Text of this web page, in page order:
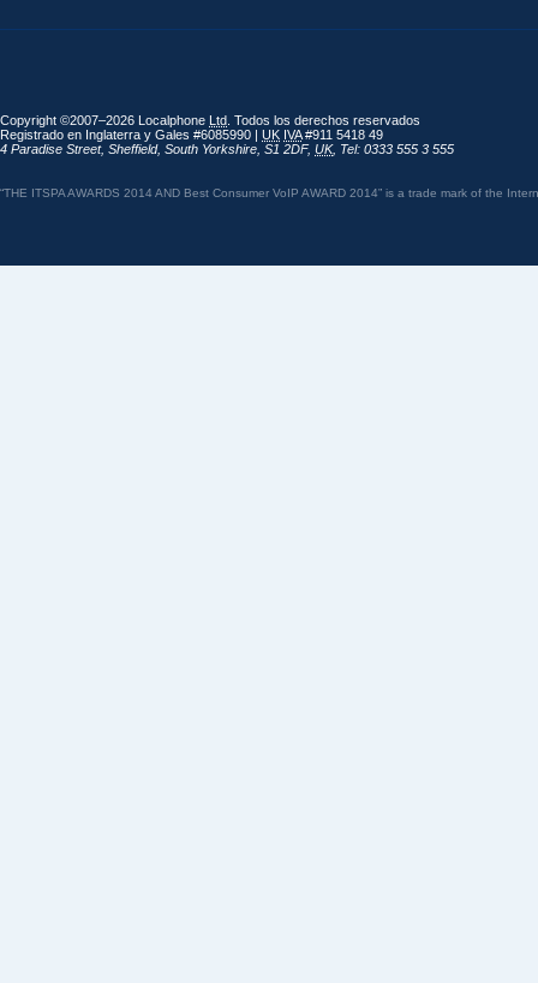
Copyright ©2007–2026 Localphone Ltd . Todos los derechos reservados
Registrado en Inglaterra y Gales #6085990 | UK IVA#911 5418 49
4 Paradise Street, Sheffield, South Yorkshire S1 2DF, UK, Tel: 0333 555 3 555
“THE ITSPA AWARDS 2014 AND Best Consumer VoIP AWARD 2014” is a trade mark of the